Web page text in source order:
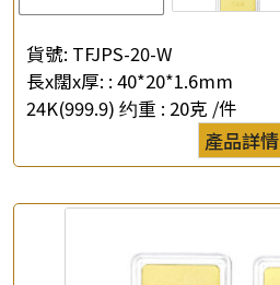
貨號: TFJPS-20-W
長x闊x厚: : 40*20*1.6mm
24K(999.9) 约重 : 20克 /件
產品詳情